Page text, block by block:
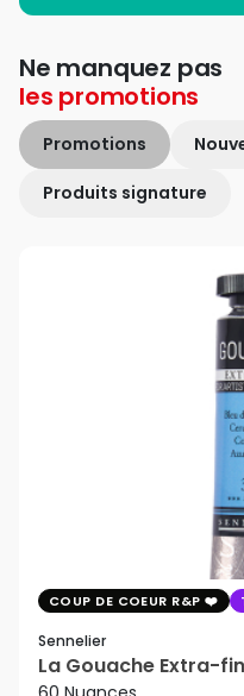
Ne manquez pas
les promotions
Promotions
Produits signature
COUP DE COEUR R&P
Sennelier
La Gouache Extra-